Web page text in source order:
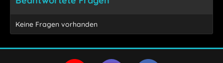
Keine Fragen vorhanden